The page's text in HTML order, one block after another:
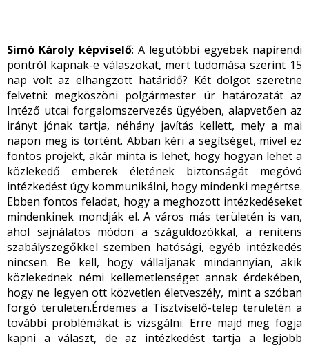
Simó Károly képviselő: A legutóbbi egyebek napirendi
pontról kapnak-e válaszokat, mert tudomása szerint 15
nap volt az elhangzott határidő? Két dolgot szeretne
felvetni: megköszöni polgármester úr határozatát az
Intéző utcai forgalomszervezés ügyében, alapvetően az
irányt jónak tartja, néhány javítás kellett, mely a mai
napon meg is történt. Abban kéri a segítséget, mivel ez
fontos projekt, akár minta is lehet, hogy hogyan lehet a
közlekedő emberek életének biztonságát megóvó
intézkedést úgy kommunikálni, hogy mindenki megértse.
Ebben fontos feladat, hogy a meghozott intézkedéseket
mindenkinek mondják el. A város más területén is van,
ahol sajnálatos módon a száguldozókkal, a renitens
szabályszegőkkel szemben hatósági, egyéb intézkedés
nincsen. Be kell, hogy vállaljanak mindannyian, akik
közlekednek némi kellemetlenséget annak érdekében,
hogy ne legyen ott közvetlen életveszély, mint a szóban
forgó területen.Érdemes a Tisztviselő-telep területén a
további problémákat is vizsgálni. Erre majd meg fogja
kapni a választ, de az intézkedést tartja a legjobb